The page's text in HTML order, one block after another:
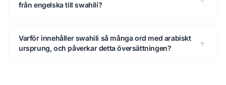
från engelska till swahili?
Varför innehåller swahili så många ord med arabiskt
ursprung, och påverkar detta översättningen?